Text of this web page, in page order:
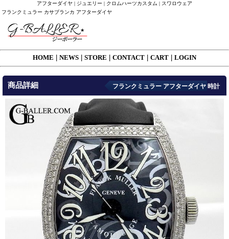
アフターダイヤ | ジュエリー | クロムハーツカスタム | スワロウェア
フランクミュラー カサブランカ アフターダイヤ
HOME NEWS STORE CONTACT CART LOGIN
商品詳細 フランクミュラー アフターダイヤ 時計